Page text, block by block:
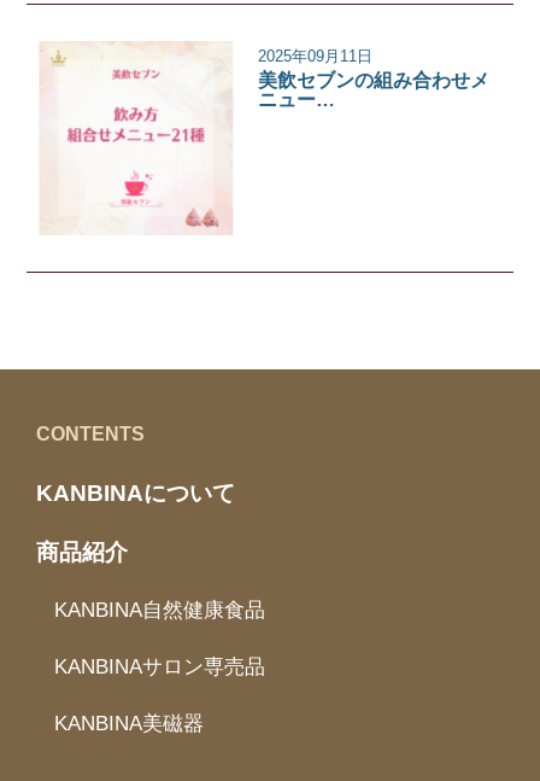
2025年09月11日
美飲セブンの組み合わせメ
ニュー…
CONTENTS
KANBINAについて
商品紹介
KANBINA自然健康食品
KANBINAサロン専売品
KANBINA美磁器